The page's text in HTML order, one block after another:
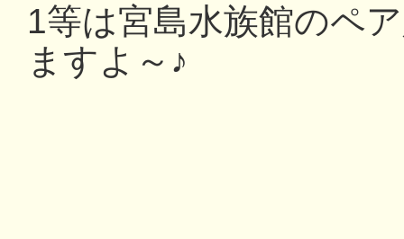
1等は宮島水族館のペ
ますよ～♪